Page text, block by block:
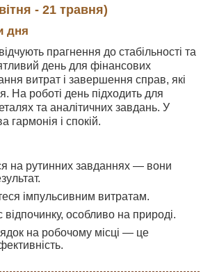
- 21 травня)
дня
прагнення до стабільності та
день для фінансових
витрат і завершення справ, які
На роботі день підходить для
та аналітичних завдань. У
гармонія і спокій.
на рутинних завданнях — вони
імпульсивним витратам.
відпочинку, особливо на природі.
на робочому місці — це